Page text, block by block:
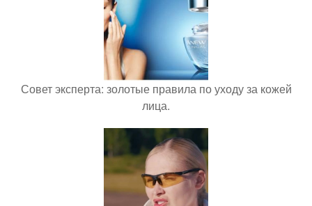
Совет эксперта: золотые правила по уходу за кожей
лица.